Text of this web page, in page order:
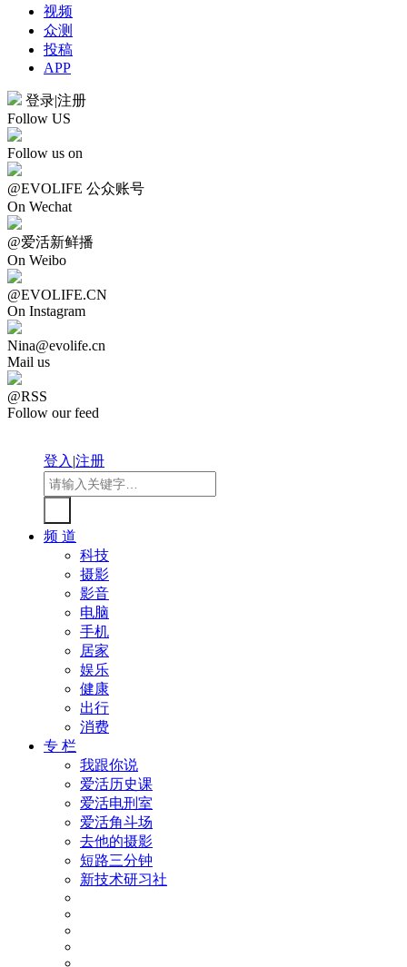
视频
众测
投稿
APP
登录|注册
Follow US
Follow us on
@EVOLIFE 公众账号
On Wechat
@爱活新鲜播
On Weibo
@EVOLIFE.CN
On Instagram
Nina@evolife.cn
Mail us
@RSS
Follow our feed
登入|注册
频 道
科技
摄影
影音
电脑
手机
居家
娱乐
健康
出行
消费
专 栏
我跟你说
爱活历史课
爱活电刑室
爱活角斗场
去他的摄影
短路三分钟
新技术研习社